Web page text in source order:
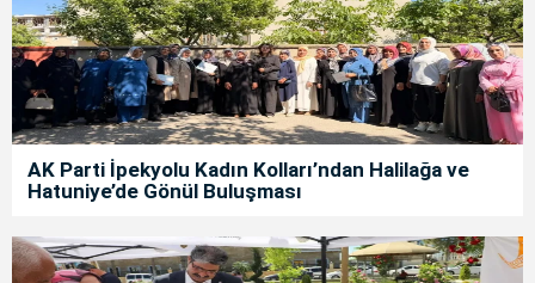
AK Parti İpekyolu Kadın Kolları’ndan Halilağa ve
Hatuniye’de Gönül Buluşması